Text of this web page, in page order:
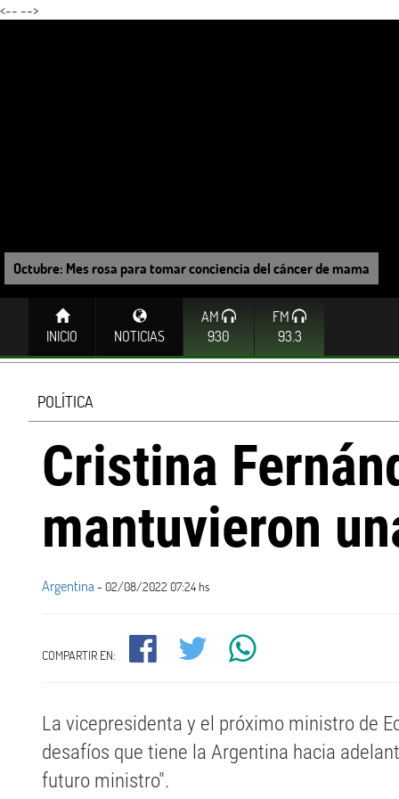
<-- -->
Octubre: Mes rosa para tomar conciencia del cáncer de mama
INICIO NOTICIAS
AM
930
FM
93.3
POLÍTICA
Cristina
mantuvieron
Argentina - 02/08/2022 07:24 hs
COMPARTIR EN:
La vicepresidenta y el próximo ministro de
desafíos que tiene la Argentina hacia
futuro ministro".